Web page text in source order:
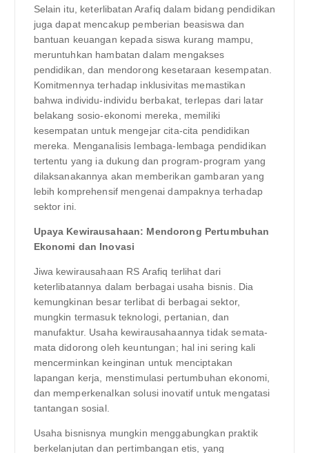
Selain itu, keterlibatan Arafiq dalam bidang pendidikan
juga dapat mencakup pemberian beasiswa dan
bantuan keuangan kepada siswa kurang mampu,
meruntuhkan hambatan dalam mengakses
pendidikan, dan mendorong kesetaraan kesempatan.
Komitmennya terhadap inklusivitas memastikan
bahwa individu-individu berbakat, terlepas dari latar
belakang sosio-ekonomi mereka, memiliki
kesempatan untuk mengejar cita-cita pendidikan
mereka. Menganalisis lembaga-lembaga pendidikan
tertentu yang ia dukung dan program-program yang
dilaksanakannya akan memberikan gambaran yang
lebih komprehensif mengenai dampaknya terhadap
sektor ini.
Upaya Kewirausahaan: Mendorong Pertumbuhan
Ekonomi dan Inovasi
Jiwa kewirausahaan RS Arafiq terlihat dari
keterlibatannya dalam berbagai usaha bisnis. Dia
kemungkinan besar terlibat di berbagai sektor,
mungkin termasuk teknologi, pertanian, dan
manufaktur. Usaha kewirausahaannya tidak semata-
mata didorong oleh keuntungan; hal ini sering kali
mencerminkan keinginan untuk menciptakan
lapangan kerja, menstimulasi pertumbuhan ekonomi,
dan memperkenalkan solusi inovatif untuk mengatasi
tantangan sosial.
Usaha bisnisnya mungkin menggabungkan praktik
berkelanjutan dan pertimbangan etis, yang